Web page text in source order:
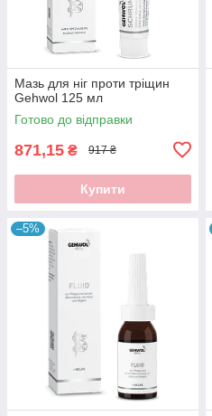
Мазь для ніг проти тріщин
Gehwol 125 мл
Готово до відправки
871,15 ₴ 917 ₴
Купити
–5%